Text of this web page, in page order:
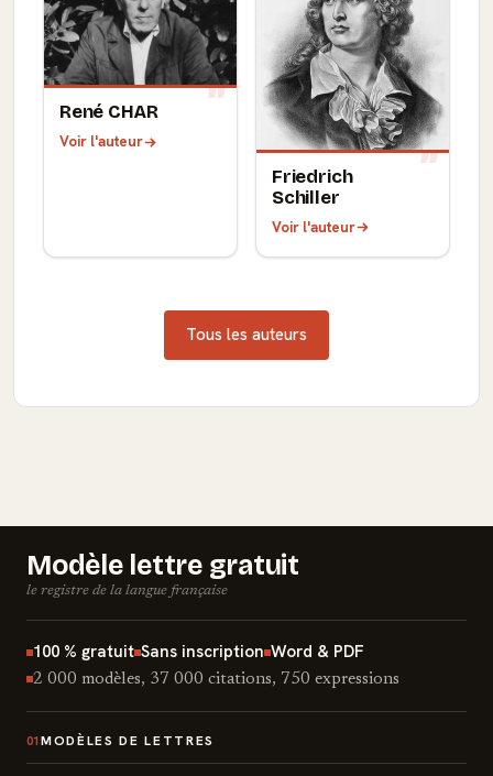
René CHAR
Voir l'auteur
Friedrich
Schiller
Voir l'auteur
Tous les auteurs
Modèle lettre gratuit
le registre de la langue française
100 % gratuit Sans inscription Word & PDF
2 000 modèles, 37 000 citations, 750 expressions
01 MODÈLES DE LETTRES